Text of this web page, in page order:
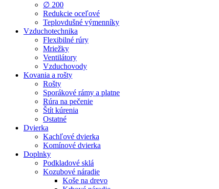
∅ 200
Redukcie oceľové
Teplovdušné výmenníky
Vzduchotechnika
Flexibilné rúry
Mriežky
Ventilátory
Vzduchovody
Kovania a rošty
Rošty
Sporákové rámy a platne
Rúra na pečenie
Štít kúrenia
Ostatné
Dvierka
Kachľové dvierka
Komínové dvierka
Doplnky
Podkladové sklá
Kozubové náradie
Koše na drevo